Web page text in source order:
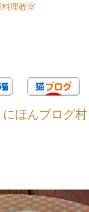
理教室
ほんブログ村